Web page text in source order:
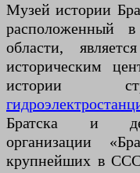
Музей истории
расположенный
области,
историческим
истории
Братска и
организации
крупнейших в